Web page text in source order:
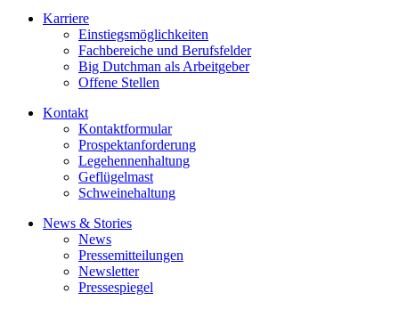
Karriere
Einstiegsmöglichkeiten
Fachbereiche und Berufsfelder
Big Dutchman als Arbeitgeber
Offene Stellen
Kontakt
Kontaktformular
Prospektanforderung
Legehennenhaltung
Geflügelmast
Schweinehaltung
News & Stories
News
Pressemitteilungen
Newsletter
Pressespiegel